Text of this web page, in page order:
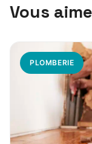
Vous
PLOMBERIE